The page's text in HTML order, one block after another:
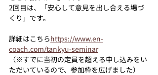
2回目は、「安心して意見を出し合える場づ
くり」です。
詳細はこちらhttps://www.en-
coach.com/tankyu-seminar
（※すでに当初の定員を超える申し込みをい
ただいているので、参加枠を広げました）